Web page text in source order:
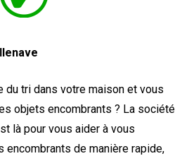
du tri dans votre maison et vous
objets encombrants ? La société
là pour vous aider à vous
de manière rapide,